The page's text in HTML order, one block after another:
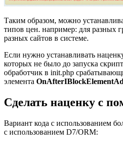
Таким образом, можно
типов цен. например: для разных
разных сайтов в системе.
Если нужно устанавливать
которых не было до запуска
обработчик в init.php
элемента
Сделать наценку с
Вариант кода с использованием
с использованием D7/ORM: